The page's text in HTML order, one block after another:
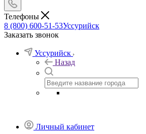
Телефоны
8 (800) 600-51-53Уссурийск
Заказать звонок
Уссурийск
Назад
Личный кабинет